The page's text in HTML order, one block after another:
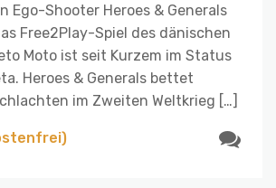
Ego-Shooter Heroes & Generals
Free2Play-Spiel des dänischen
Moto ist seit Kurzem im Status
Heroes & Generals bettet
im Zweiten Weltkrieg […]